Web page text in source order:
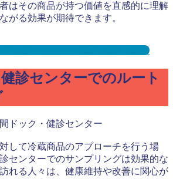
はその商品が持つ価値を直感的に理解
がる効果が期待できます。
とは？メリット３選と事例を紹介
診センターでのルート
して冷蔵商品のアプローチを行う場
センターでのサンプリングは効果的な
れる人々は、健康維持や改善に関心が